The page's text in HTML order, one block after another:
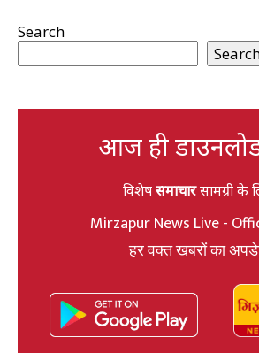
Search
आज ही
विशेषसमाचारसामग्री के
Mirzapur News Live -
हर वक्त खबरों का